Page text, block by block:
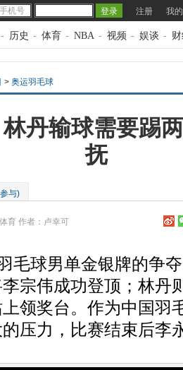
注册 我
- 历史 - 体育 - NBA - 视频 - 娱谈 -
> 奥运羽毛球
丹输球需要踢
抚
与)
育 作者：卢幸可
球男单金银牌的争夺
宗伟成功登顶；林丹
领奖台。作为中国羽
压力，比赛结束后李